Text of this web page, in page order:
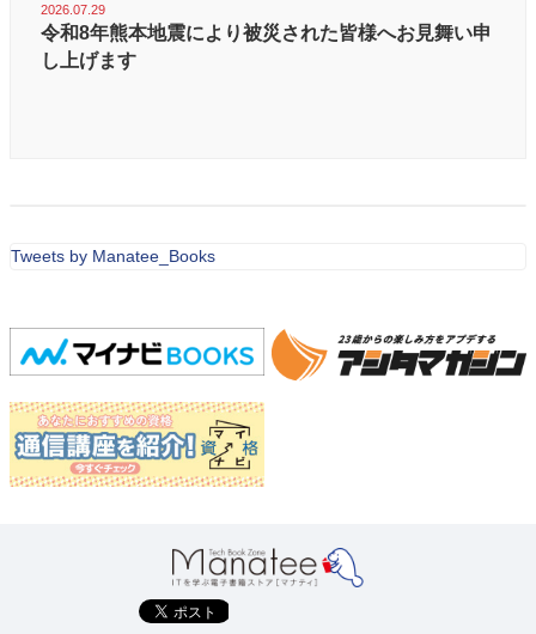
2026.07.29
令和8年熊本地震により被災された皆様へお見舞い申
し上げます
Tweets by Manatee_Books